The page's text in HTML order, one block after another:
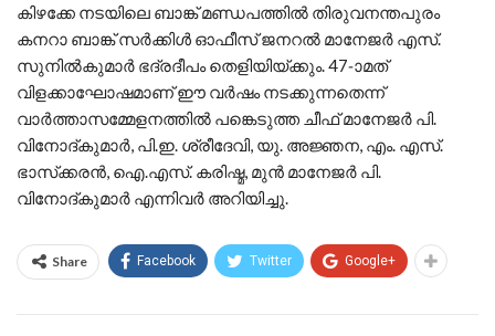
കിഴക്കേ നടയിലെ ബാങ്ക് മണ്ഡപത്തില്‍ തിരുവനന്തപുരം
കനറാ ബാങ്ക് സര്‍ക്കിള്‍ ഓഫീസ് ജനറല്‍ മാനേജര്‍ എസ്.
സുനില്‍കുമാര്‍ ഭദ്രദീപം തെളിയിയ്ക്കും. 47-ാമത്
വിളക്കാഘോഷമാണ് ഈ വര്‍ഷം നടക്കുന്നതെന്ന്
വാര്‍ത്താസമ്മേളനത്തില്‍ പങ്കെടുത്ത ചീഫ് മാനേജര്‍ പി.
വിനോദ്കുമാര്‍, പി.ഇ. ശ്രീദേവി, യു. അജ്ഞന, എം. എസ്.
ഭാസ്‌ക്കരന്‍, ഐ.എസ്. കരിഷ്മ, മുന്‍ മാനേജര്‍ പി.
വിനോദ്കുമാര്‍ എന്നിവര്‍ അറിയിച്ചു.
Share Facebook Twitter Google+